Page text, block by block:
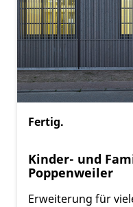
Fertig.
Kinder- und
Poppenweiler
Erweiterung für